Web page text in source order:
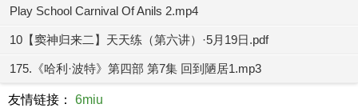
Play School Carnival Of Anils 2.mp4
10【窦神归来二】天天练（第六讲）·5月19日.pdf
175.《哈利·波特》第四部 第7集 回到陋居1.mp3
友情链接： 6miu